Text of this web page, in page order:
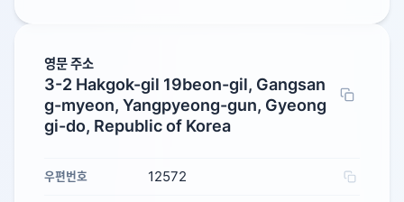
영문 주소
3-2 Hakgok-gil 19beon-gil, Gangsan
g-myeon, Yangpyeong-gun, Gyeong
gi-do, Republic of Korea
우편번호 12572